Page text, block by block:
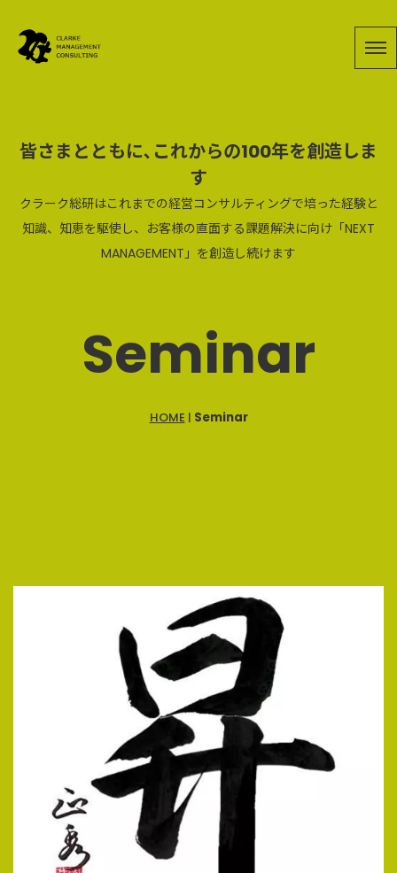
皆さまとともに､これからの100年を創造しま
す
クラーク総研はこれまでの経営コンサルティングで培った経験と
知識、知恵を駆使し、お客様の直面する課題解決に向け「NEXT
MANAGEMENT」を創造し続けます
Seminar
HOME | Seminar